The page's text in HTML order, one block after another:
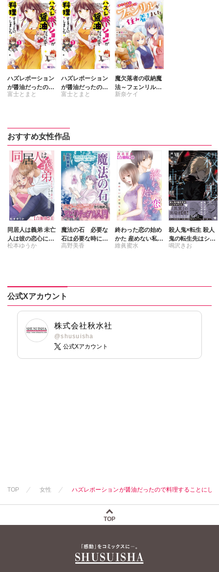
ハズレポーション
が醤油だったので
料理することにし
富士とまと
ハズレポーション
が醤油だったので
料理することにし
富士とまと
魔欠落者の収納魔
法～フェンリルが
住み着きました～
新奈ケイ
おすすめ女性作品
同居人は義弟 未亡
人は彼の恋心にま
だ気づいていない
松本ゆうか
魔法の石 必要な
石は必要な時にあ
なたに舞い降りる
高野美香
終わった恋の始め
かた 産めない私が
堕ちる恋 【合冊
維眞蜜水
殺人鬼×転生 殺人
鬼の転生先はシン
ママでした Ⅶ
鳴沢きお
公式Xアカウント
株式会社秋水社
@shusuisha
公式Xアカウント
TOP 女性 ハズレポーションが醤油だったので料理することにし
TOP